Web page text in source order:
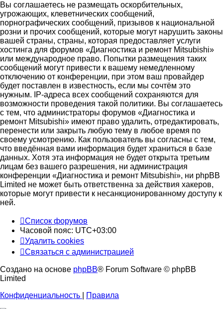
Вы соглашаетесь не размещать оскорбительных,
угрожающих, клеветнических сообщений,
порнографических сообщений, призывов к национальной
розни и прочих сообщений, которые могут нарушить законы
вашей страны, страны, которая предоставляет услуги
хостинга для форумов «Диагностика и ремонт Mitsubishi»
или международное право. Попытки размещения таких
сообщений могут привести к вашему немедленному
отключению от конференции, при этом ваш провайдер
будет поставлен в известность, если мы сочтём это
нужным. IP-адреса всех сообщений сохраняются для
возможности проведения такой политики. Вы соглашаетесь
с тем, что администраторы форумов «Диагностика и
ремонт Mitsubishi» имеют право удалить, отредактировать,
перенести или закрыть любую тему в любое время по
своему усмотрению. Как пользователь вы согласны с тем,
что введённая вами информация будет храниться в базе
данных. Хотя эта информация не будет открыта третьим
лицам без вашего разрешения, ни администрация
конференции «Диагностика и ремонт Mitsubishi», ни phpBB
Limited не может быть ответственна за действия хакеров,
которые могут привести к несанкционированному доступу к
ней.
Список форумов
Часовой пояс: UTC+03:00
Удалить cookies
Связаться с администрацией
Создано на основе phpBB® Forum Software © phpBB
Limited
Конфиденциальность
Правила